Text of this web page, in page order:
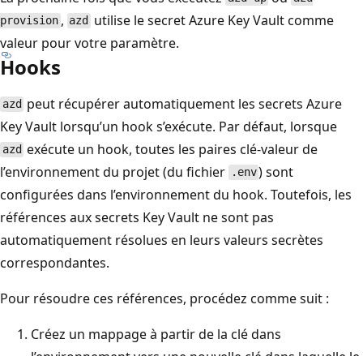
provision , azd
utilise le secret Azure Key Vault comme
valeur pour votre paramètre.
Hooks
azd peut récupérer automatiquement les secrets Azure
Key Vault lorsqu’un hook s’exécute. Par défaut, lorsque
azd exécute un hook, toutes les paires clé-valeur de
l’environnement du projet (du fichier
.env) sont
configurées dans l’environnement du hook. Toutefois, les
références aux secrets Key Vault ne sont pas
automatiquement résolues en leurs valeurs secrètes
correspondantes.
Pour résoudre ces références, procédez comme suit :
Créez un mappage à partir de la clé dans